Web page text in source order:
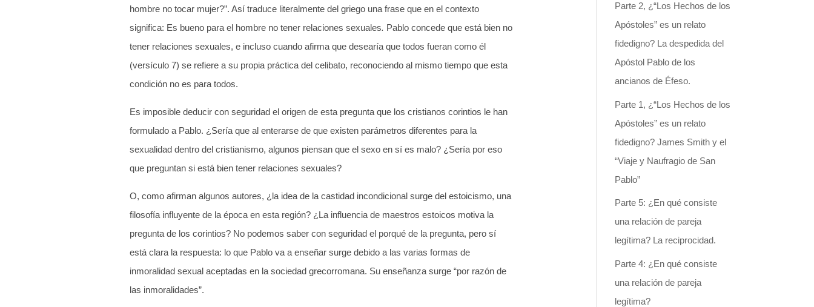
hombre no tocar mujer?”. Así traduce literalmente del griego una frase que en el contexto
significa: Es bueno para el hombre no tener relaciones sexuales. Pablo concede que está bien no
tener relaciones sexuales, e incluso cuando afirma que desearía que todos fueran como él
(versículo 7) se refiere a su propia práctica del celibato, reconociendo al mismo tiempo que esta
condición no es para todos.
Es imposible deducir con seguridad el origen de esta pregunta que los cristianos corintios le han
formulado a Pablo. ¿Sería que al enterarse de que existen parámetros diferentes para la
sexualidad dentro del cristianismo, algunos piensan que el sexo en sí es malo? ¿Sería por eso
que preguntan si está bien tener relaciones sexuales?
O, como afirman algunos autores, ¿la idea de la castidad incondicional surge del estoicismo, una
filosofía influyente de la época en esta región? ¿La influencia de maestros estoicos motiva la
pregunta de los corintios? No podemos saber con seguridad el porqué de la pregunta, pero sí
está clara la respuesta: lo que Pablo va a enseñar surge debido a las varias formas de
inmoralidad sexual aceptadas en la sociedad grecorromana. Su enseñanza surge “por razón de
las inmoralidades”.
Parte 2, ¿“Los Hechos de los
Apóstoles” es un relato
fidedigno? La despedida del
Apóstol Pablo de los
ancianos de Éfeso.
Parte 1, ¿“Los Hechos de los
Apóstoles” es un relato
fidedigno? James Smith y el
“Viaje y Naufragio de San
Pablo”
Parte 5: ¿En qué consiste
una relación de pareja
legítima? La reciprocidad.
Parte 4: ¿En qué consiste
una relación de pareja
legítima?